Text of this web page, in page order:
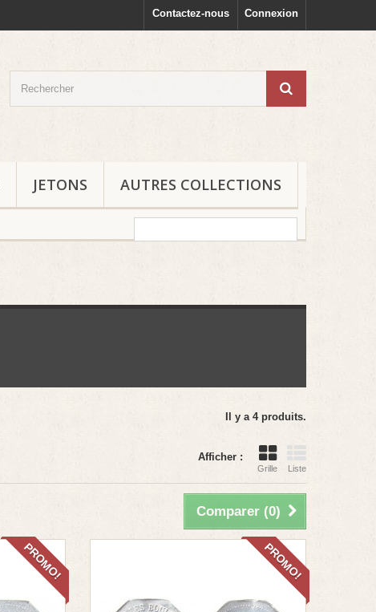
Connexion
Contactez-nous
JETONS AUTRES COLLECTIONS
Il y a 4 produits.
Afficher :
Grille Liste
Comparer (0)
PROMO! PROMO!